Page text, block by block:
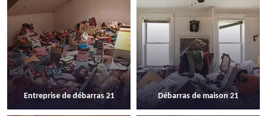
Entreprise de débarras 21 Débarras de maison 21